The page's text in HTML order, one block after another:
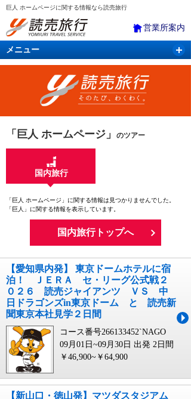
巨人 ホームページに関する情報なら読売旅行
営業所案内
メニュー
国内旅行 バスツアー 海外旅行
「巨人 ホームページ」 のツアー
国内旅行
「巨人 ホームページ」に関する情報は見つかりませんでした。
「巨人」に関する情報を表示しています。
国内旅行トップへ
【愛知県内発】 東京ドームホテルに宿
泊！ ＪＥＲＡ セ・リーグ公式戦２
０２６ 読売ジャイアンツ ＶＳ 中
日ドラゴンズin東京ドーム と 読売新
聞東京本社見学２日間
コース番号266133452`NAGO
09月01日~09月30日 出発 2日間
￥46,900~￥64,900
【新山口・徳山発】マツダスタジアム